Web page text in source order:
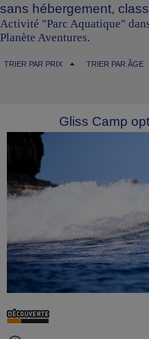
sans hébergement,
Activité "Parc Aquatique"
Planète Aventures.
TRIER PAR PRIX TRIER PAR ÂGE
Gliss Camp